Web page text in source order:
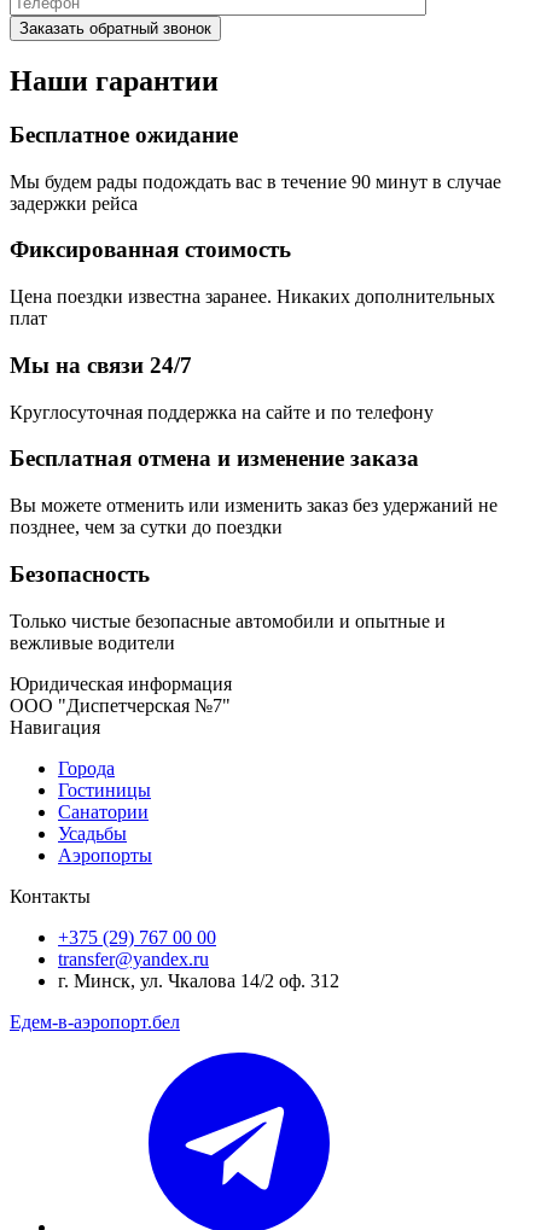
Наши гарантии
Бесплатное ожидание
Мы будем рады подождать вас в течение 90 минут в случае
задержки рейса
Фиксированная стоимость
Цена поездки известна заранее. Никаких дополнительных
плат
Мы на связи 24/7
Круглосуточная поддержка на сайте и по телефону
Бесплатная отмена и изменение заказа
Вы можете отменить или изменить заказ без удержаний не
позднее, чем за сутки до поездки
Безопасность
Только чистые безопасные автомобили и опытные и
вежливые водители
Юридическая информация
ООО "Диспетчерская №7"
Навигация
Города
Гостиницы
Санатории
Усадьбы
Аэропорты
Контакты
+375 (29) 767 00 00
transfer@yandex.ru
г. Минск, ул. Чкалова 14/2 оф. 312
Едем-в-аэропорт.бел